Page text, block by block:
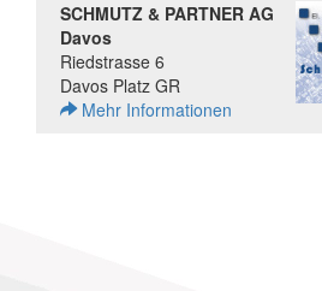
SCHMUTZ & PARTNER AG
Davos
Riedstrasse 6
Davos Platz GR
Mehr Informationen